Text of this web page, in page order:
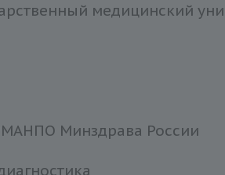
медицинский
Минздрава России